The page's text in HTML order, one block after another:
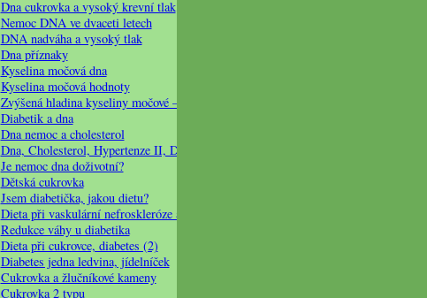
Dna cukrovka a vysoký krevní tlak
Nemoc DNA ve dvaceti letech
DNA nadváha a vysoký tlak
Dna příznaky
Kyselina močová dna
Kyselina močová hodnoty
Zvýšená hladina kyseliny močové – dieta
Diabetik a dna
Dna nemoc a cholesterol
Dna, Cholesterol, Hypertenze II, Diabetes II
Je nemoc dna doživotní?
Dětská cukrovka
Jsem diabetička, jakou dietu?
Dieta při vaskulární nefroskleróze a diabetické nefropatie
Redukce váhy u diabetika
Dieta při cukrovce, diabetes (2)
Diabetes jedna ledvina, jídelníček
Cukrovka a žlučníkové kameny
Cukrovka 2 typu